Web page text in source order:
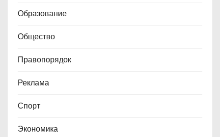
Образование
Общество
Правопорядок
Реклама
Спорт
Экономика